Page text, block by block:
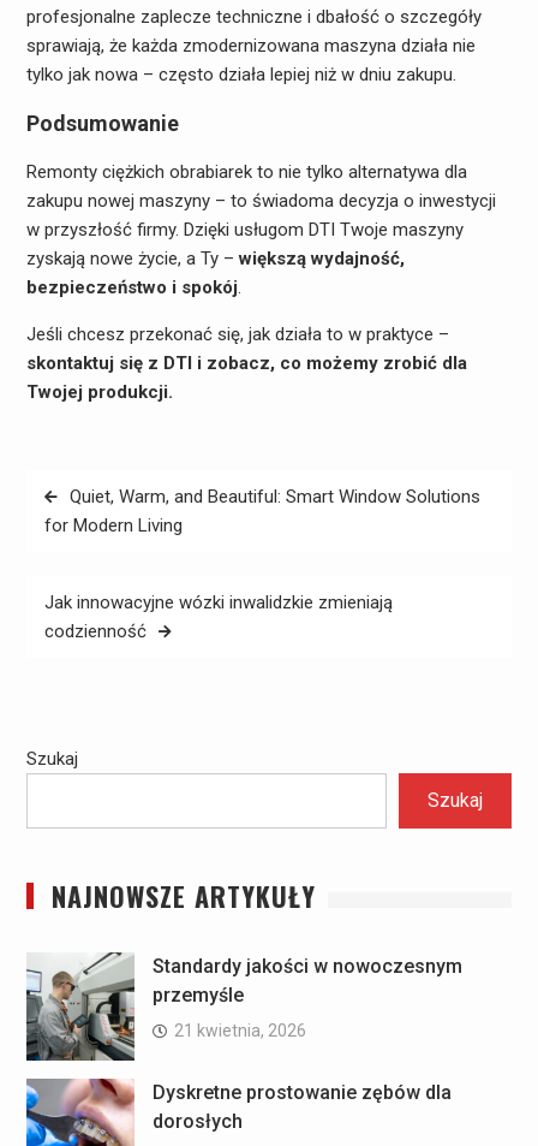
profesjonalne zaplecze techniczne i dbałość o szczegóły
sprawiają, że każda zmodernizowana maszyna działa nie
tylko jak nowa – często działa lepiej niż w dniu zakupu.
Podsumowanie
Remonty ciężkich obrabiarek to nie tylko alternatywa dla
zakupu nowej maszyny – to świadoma decyzja o inwestycji
w przyszłość firmy. Dzięki usługom DTI Twoje maszyny
zyskają nowe życie, a Ty –większą wydajność,
bezpieczeństwo i spokój.
Jeśli chcesz przekonać się, jak działa to w praktyce –
skontaktuj się z DTI i zobacz, co możemy zrobić dla
Twojej produkcji.
Nawigacja
wpisu
Quiet, Warm, and Beautiful: Smart Window Solutions
for Modern Living
Jak innowacyjne wózki inwalidzkie zmieniają
codzienność
Szukaj
Szukaj
NAJNOWSZE ARTYKUŁY
Standardy jakości w nowoczesnym
przemyśle
21 kwietnia, 2026
Dyskretne prostowanie zębów dla
dorosłych